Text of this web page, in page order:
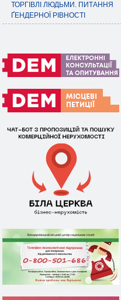
ТОРГІВЛІ ЛЮДЬМИ. ПИТАННЯ
ҐЕНДЕРНОЇ РІВНОСТІ